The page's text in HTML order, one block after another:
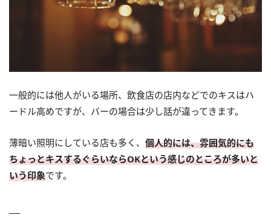
一般的には他人がいる場所、飲食店の店内などでのキスはハ
ードル高めですが、バーの場合は少し話が違ってきます。
薄暗い照明にしている店も多く、 個人的には、雰囲気的にも
ちょっとキスするぐらいならOKという感じのところが多いと
いう印象です。